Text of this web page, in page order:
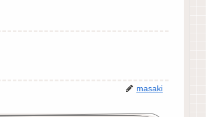
masaki